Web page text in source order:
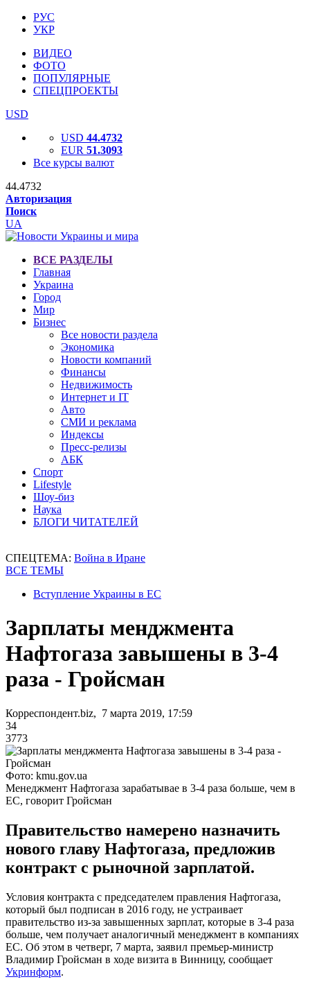
РУС
УКР
ВИДЕО
ФОТО
ПОПУЛЯРНЫЕ
СПЕЦПРОЕКТЫ
USD
USD 44.4732
EUR 51.3093
Все курсы валют
44.4732
Авторизация
Поиск
UA
ВСЕ РАЗДЕЛЫ
Главная
Украина
Город
Мир
Бизнес
Все новости раздела
Экономика
Новости компаний
Финансы
Недвижимость
Интернет и IT
Авто
СМИ и реклама
Индексы
Пресс-релизы
АБК
Спорт
Lifestyle
Шоу-биз
Наука
БЛОГИ ЧИТАТЕЛЕЙ
СПЕЦТЕМА: Война в Иране
ВСЕ ТЕМЫ
Вступление Украины в ЕС
Зарплаты менджмента
Нафтогаза завышены в 3-4
раза - Гройсман
Корреспондент.biz, 7 марта 2019, 17:59
34
3773
Фото: kmu.gov.ua
Менеджмент Нафтогаза зарабатывае в 3-4 раза больше, чем в
ЕС, говорит Гройсман
Правительство намерено назначить
нового главу Нафтогаза, предложив
контракт с рыночной зарплатой.
Условия контракта с председателем правления Нафтогаза,
который был подписан в 2016 году, не устраивает
правительство из-за завышенных зарплат, которые в 3-4 раза
больше, чем получает аналогичный менеджмент в компаниях
ЕС. Об этом в четверг, 7 марта, заявил премьер-министр
Владимир Гройсман в ходе визита в Винницу, сообщает
Укринформ.